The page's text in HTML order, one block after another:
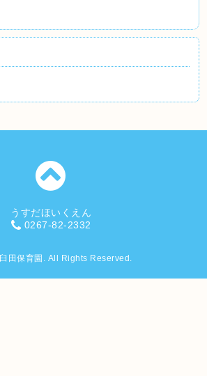
うすだほいくえん
0267-82-2332
臼田保育園 . All Rights Reserved.